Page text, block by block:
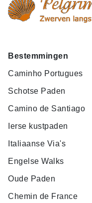
Bestemmingen
Caminho Portugues
Schotse Paden
Camino de Santiago
Ierse kustpaden
Italiaanse Via's
Engelse Walks
Oude Paden
Chemin de France